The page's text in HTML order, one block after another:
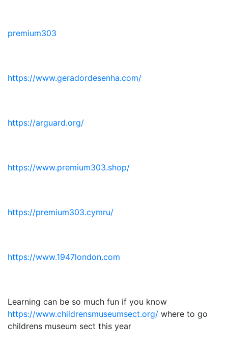
premium303
https://www.geradordesenha.com/
https://arguard.org/
https://www.premium303.shop/
https://premium303.cymru/
https://www.1947london.com
Learning can be so much fun if you know
https://www.childrensmuseumsect.org/ where to go
childrens museum sect this year